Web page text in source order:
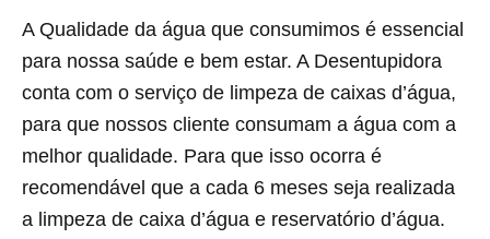
A Qualidade da água que consumimos é essencial
para nossa saúde e bem estar. A Desentupidora
conta com o serviço de limpeza de caixas d’água,
para que nossos cliente consumam a água com a
melhor qualidade. Para que isso ocorra é
recomendável que a cada 6 meses seja realizada
a limpeza de caixa d’água e reservatório d’água.